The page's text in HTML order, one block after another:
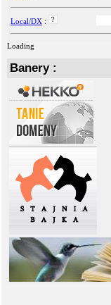
Local/DX :
Loading
Banery :